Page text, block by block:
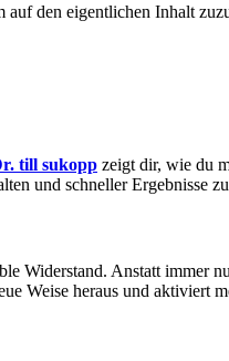
auf den eigentlichen Inhalt
till sukopp zeigt dir, wie du
und schneller Ergebnisse
Widerstand. Anstatt immer
Weise heraus und aktiviert